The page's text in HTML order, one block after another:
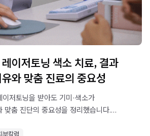
이저토닝 색소 치료, 결과
와 맞춤 진료의 중요성
저토닝을 받아도 기미·색소가
맞춤 진단의 중요성을 정리했습니다.